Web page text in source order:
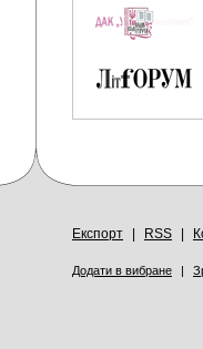
Експорт RSS
Додати в вибране |